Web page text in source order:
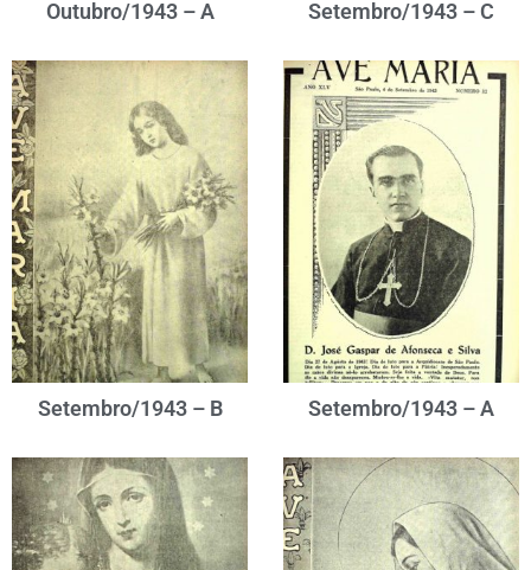
Outubro/1943 – A Setembro/1943 – C
Setembro/1943 – B Setembro/1943 – A